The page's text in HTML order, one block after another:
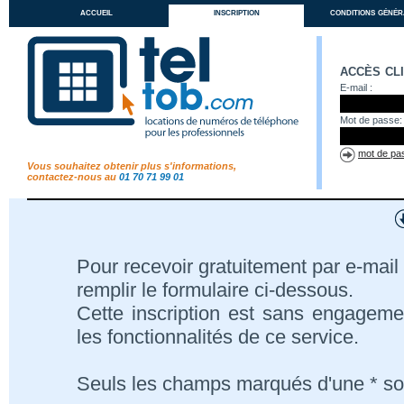
accueil inscription conditions
Vous souhaitez obtenir plus s'informations,
contactez-nous au 01 70 71 99 01
accès
E-mail :
Mot de passe:
mot de
Pour recevoir gratuitement par e-
remplir le formulaire ci-dessous.
Cette inscription est sans
les fonctionnalités de ce service.
Seuls les champs marqués d'une *